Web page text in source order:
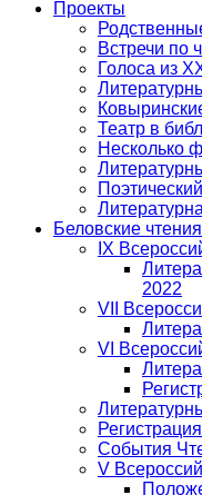
Проекты
Встречи по
Голоса из
Театр в
Несколько
Беловские чтения
IX
2022
VII
VI
События
V